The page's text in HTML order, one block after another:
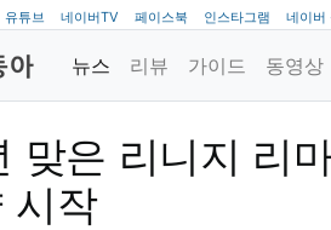
유튜브 네이버TV 페이스북 인스타그램 네이버
뉴스 리뷰 가이드 동영상
맞은 리니지 리
시작